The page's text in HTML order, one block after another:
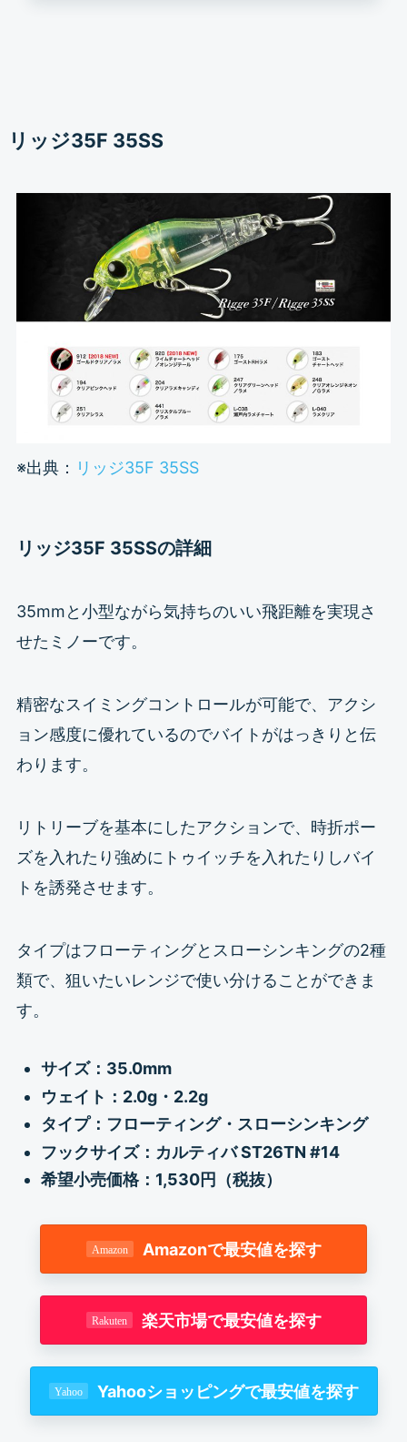
リッジ35F 35SS
※出典： リッジ35F 35SS
リッジ35F 35SSの詳細
35mmと小型ながら気持ちのいい飛距離を実現さ
せたミノーです。
精密なスイミングコントロールが可能で、アクシ
ョン感度に優れているのでバイトがはっきりと伝
わります。
リトリーブを基本にしたアクションで、時折ポー
ズを入れたり強めにトゥイッチを入れたりしバイ
トを誘発させます。
タイプはフローティングとスローシンキングの2種
類で、狙いたいレンジで使い分けることができま
す。
サイズ：35.0mm
ウェイト：2.0g・2.2g
タイプ：フローティング・スローシンキング
フックサイズ：カルティバ ST26TN #14
希望小売価格：1,530円（税抜）
Amazonで最安値を探す
楽天市場で最安値を探す
Yahooショッピングで最安値を探す